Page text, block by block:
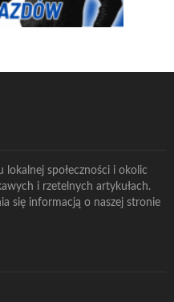
społeczności i okolic
i rzetelnych artykułach.
się informacją o naszej stronie